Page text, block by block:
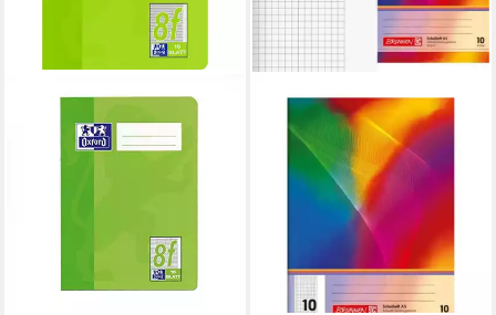
OXFORD
Schulheft
ab 0,68 €
lieferbar - in 4-5 Werktagen bei dir